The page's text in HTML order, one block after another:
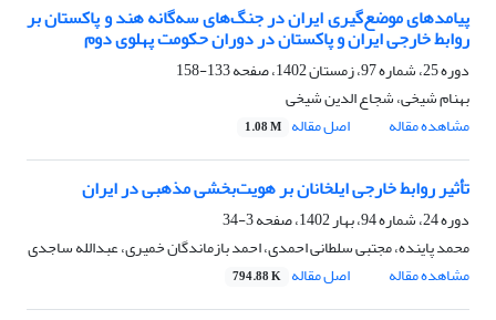
پیامدهای موضع‌گیری ایران در جنگ‌های سه‌گانه هند و پاکستان بر
روابط خارجی ایران و پاکستان در دوران حکومت پهلوی دوم
دوره 25، شماره 97، زمستان 1402، صفحه
133-158
بهنام شیخی، شجاع الدین شیخی
مشاهده مقاله
اصل مقاله 1.08 M
تأثیر روابط خارجی ایلخانان بر هویت‌بخشی مذهبی در ایران
دوره 24، شماره 94، بهار 1402، صفحه
3-34
محمد پاینده، مجتبی سلطانی احمدی، احمد بازماندگان خمیری، عبدالله ساجدی
مشاهده مقاله
اصل مقاله 794.88 K